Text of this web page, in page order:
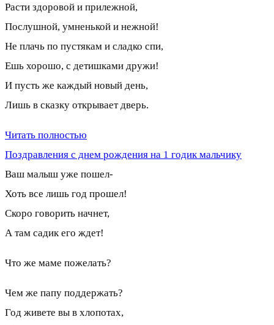
Расти здоровой и прилежной,
Послушной, умненькой и нежной!
Не плачь по пустякам и сладко спи,
Ешь хорошо, с детишками дружи!
И пусть же каждый новый день,
Лишь в сказку открывает дверь.
Читать полностью
Поздравления с днем рождения на 1 годик мальчику
Ваш малыш уже пошел-
Хоть все лишь год прошел!
Скоро говорить начнет,
А там садик его ждет!
Что же маме пожелать?
Чем же папу поддержать?
Год живете вы в хлопотах,